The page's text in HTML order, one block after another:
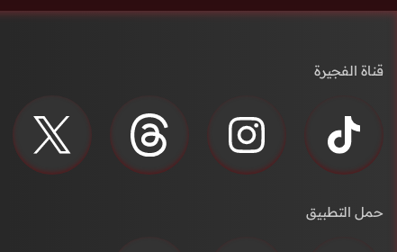
قناة الفجيرة
حمل التطبيق